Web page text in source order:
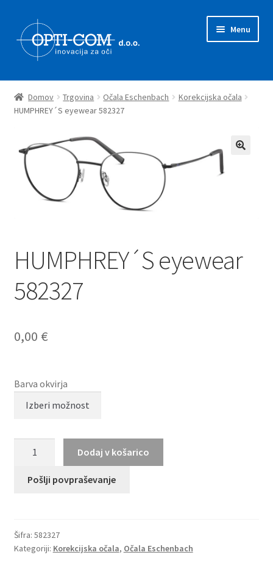
Skip
to
navigation
Skip
to
content
Menu
Prodajni program
child
Novice
menu
Zastopstva
O nas
Domov Trgovina Očala Eschenbach
Korekcijska očala
HUMPHREY´S eyewear 582327
HUMPHREY´S eyewear
582327
0,00 €
Barva okvirja
eyewear
Dodaj v košarico
Pošlji povpraševanje
Šifra: 582327
Kategoriji: Korekcijska očala, Očala Eschenbach